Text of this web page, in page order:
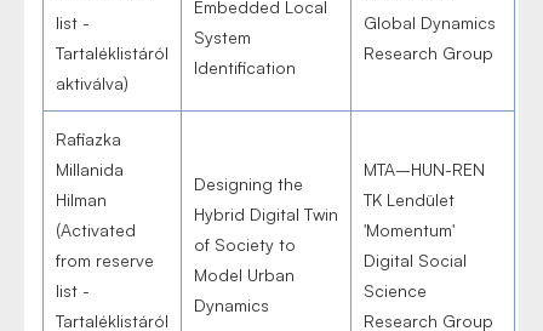
list -
Tartaléklistáról
aktiválva)
Embedded Local
System
Identification
Global Dynamics
Research Group
Rafiazka
Millanida
Hilman
(Activated
from reserve
list -
Tartaléklistáról
Designing the
Hybrid Digital Twin
of Society to
Model Urban
Dynamics
MTA–HUN-REN
TK Lendület
'Momentum'
Digital Social
Science
Research Group